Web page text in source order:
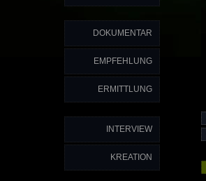
DOKUMENTAR
EMPFEHLUNG
ERMITTLUNG
INTERVIEW
KREATION